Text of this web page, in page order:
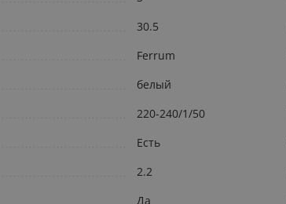
30.5
Ferrum
белый
220-240/1/50
Есть
2.2
Да